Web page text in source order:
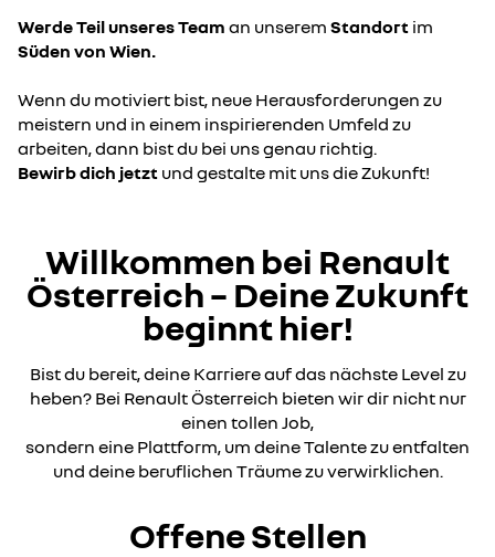
Werde Teil unseres Team an unserem Standort im
Süden von Wien.
Wenn du motiviert bist, neue Herausforderungen zu
meistern und in einem inspirierenden Umfeld zu
arbeiten, dann bist du bei uns genau richtig.
Bewirb dich jetzt und gestalte mit uns die Zukunft!
Willkommen bei Renault
Österreich – Deine Zukunft
beginnt hier!
Bist du bereit, deine Karriere auf das nächste Level zu
heben? Bei Renault Österreich bieten wir dir nicht nur
einen tollen Job,
sondern eine Plattform, um deine Talente zu entfalten
und deine beruflichen Träume zu verwirklichen.
Offene Stellen